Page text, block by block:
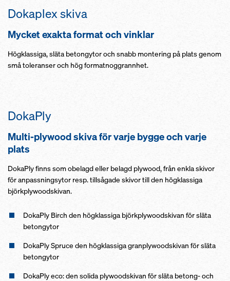
Dokaplex skiva
Mycket exakta format och vinklar
Högklassiga, släta betongytor och snabb montering på plats genom
små toleranser och hög formatnoggrannhet.
DokaPly
Multi-plywood skiva för varje bygge och varje
plats
DokaPly finns som obelagd eller belagd plywood, från enkla skivor
för anpassningsytor resp. tillsågade skivor till den högklassiga
björkplywoodskivan.
DokaPly Birch den högklassiga björkplywoodskivan för släta
betongytor
DokaPly Spruce den högklassiga granplywoodskivan för släta
betongytor
DokaPly eco: den solida plywoodskivan för släta betong- och